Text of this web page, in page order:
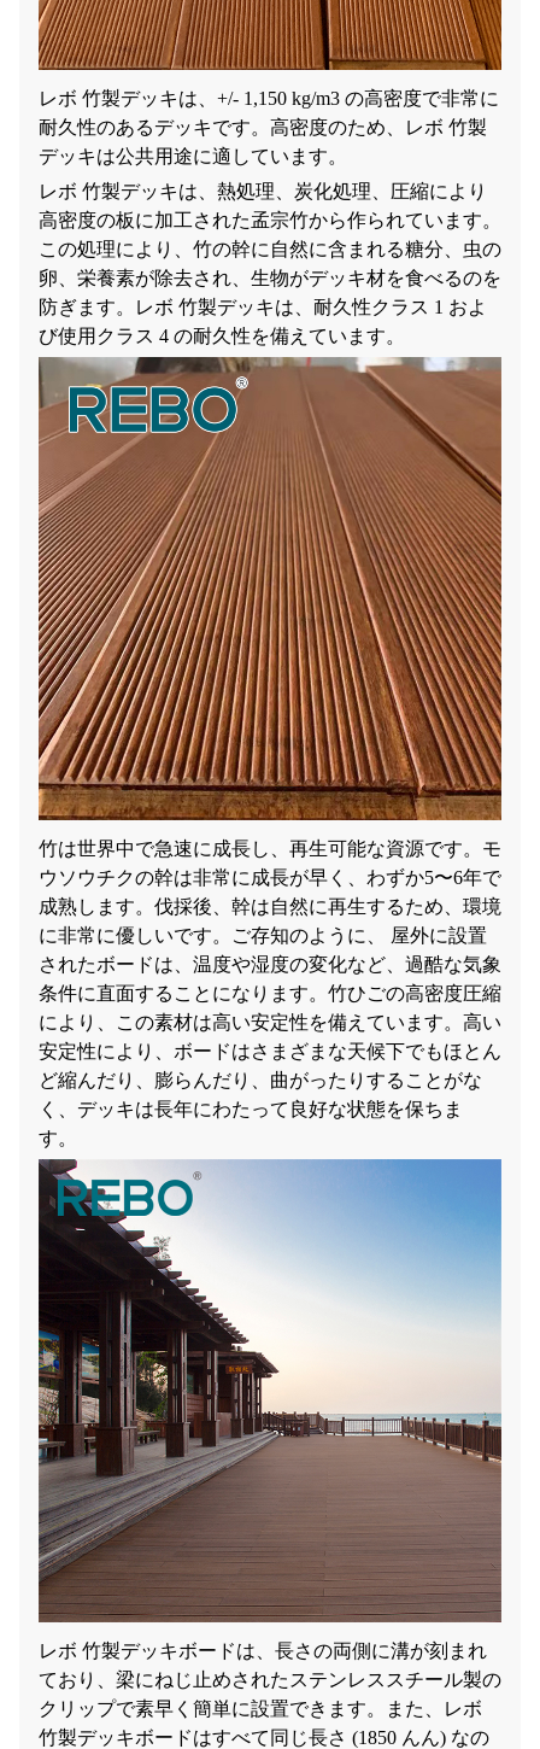
レボ 竹製デッキは、+/- 1,150 kg/m3 の高密度で非常に
耐久性のあるデッキです。高密度のため、レボ 竹製
デッキは公共用途に適しています。
レボ 竹製デッキは、熱処理、炭化処理、圧縮により
高密度の板に加工された孟宗竹から作られています。
この処理により、竹の幹に自然に含まれる糖分、虫の
卵、栄養素が除去され、生物がデッキ材を食べるのを
防ぎます。レボ 竹製デッキは、耐久性クラス 1 およ
び使用クラス 4 の耐久性を備えています。
竹は世界中で急速に成長し、再生可能な資源です。モ
ウソウチクの幹は非常に成長が早く、わずか5〜6年で
成熟します。伐採後、幹は自然に再生するため、環境
に非常に優しいです。ご存知のように、
屋外に設置
されたボードは、温度や湿度の変化など、過酷な気象
条件に直面することになります。竹ひごの高密度圧縮
により、この素材は高い安定性を備えています。高い
安定性により、ボードはさまざまな天候下でもほとん
ど縮んだり、膨らんだり、曲がったりすることがな
く、デッキは長年にわたって良好な状態を保ちま
す。
レボ 竹製デッキボードは、長さの両側に溝が刻まれ
ており、梁にねじ止めされたステンレススチール製の
クリップで素早く簡単に設置できます。また、レボ
竹製デッキボードはすべて同じ長さ (1850 んん) なの